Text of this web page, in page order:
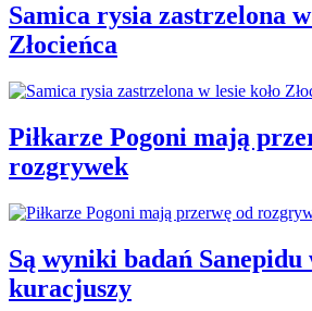
Samica rysia zastrzelona w
Złocieńca
Piłkarze Pogoni mają
rozgrywek
Są wyniki badań
kuracjuszy